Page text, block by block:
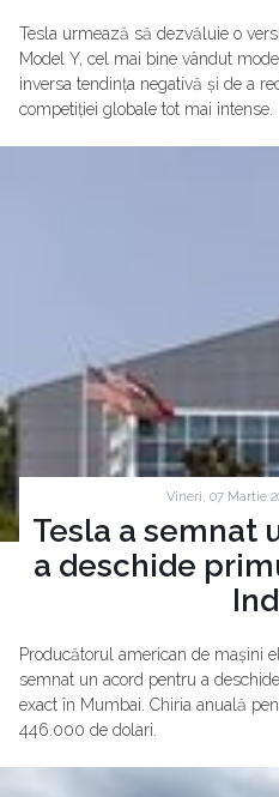
Tesla urmează să dezvăluie o
Model Y, cel mai bine vândut
inversa tendința negativă și de a
competiției globale tot mai intense.
Vineri, 07 Martie
Tesla a semnat
a deschide
Producătorul american de mașini
semnat un acord pentru a
exact în Mumbai. Chiria anuală
446.000 de dolari.